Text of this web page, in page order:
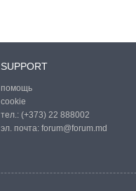
SUPPORT
помощь
cookie
тел.: (+373) 22 888002
эл. почта: forum@forum.md